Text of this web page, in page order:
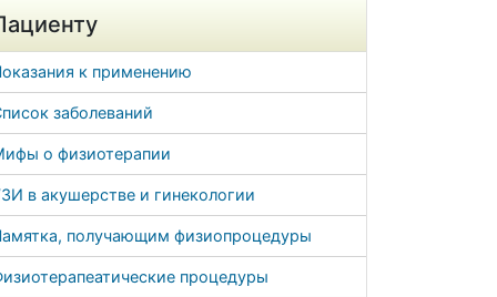
к применению
заболеваний
о физиотерапии
в акушерстве и гинекологии
получающим физиопроцедуры
процедуры